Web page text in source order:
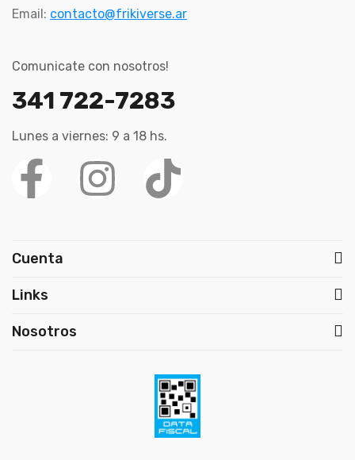
Email: contacto@frikiverse.ar
Comunicate con nosotros!
341 722-7283
Lunes a viernes: 9 a 18 hs.
Cuenta
Links
Nosotros